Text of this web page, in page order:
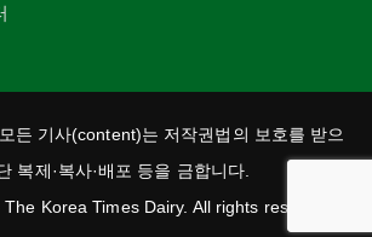
든 기사(content)는 저작권법의 보호를 받으
복제·복사·배포 등을 금합니다.
Korea Times Dairy. All rights reserved.